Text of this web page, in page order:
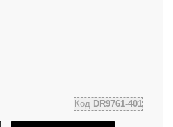
Код DR9761-401